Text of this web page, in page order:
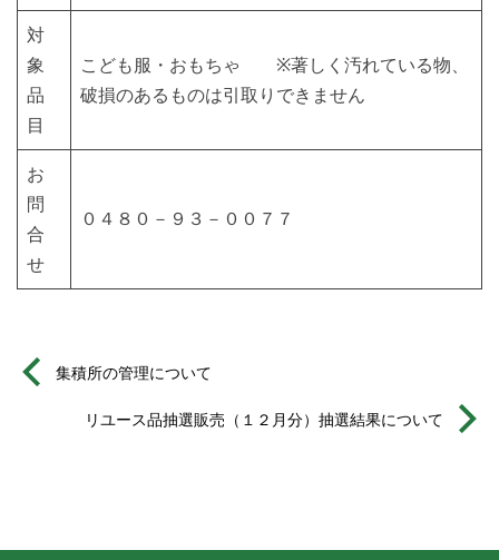
対
象
品
目
こども服・おもちゃ ※著しく汚れている物、
破損のあるものは引取りできません
お
問
合
せ
０４８０－９３－００７７
集積所の管理について
リユース品抽選販売（１２月分）抽選結果について